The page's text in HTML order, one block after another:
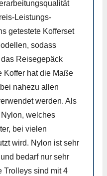
Leistungs-
getestete Kofferset
sodass
Reisegepäck
Koffer hat die Maße
nahezu allen
werden. Als
welches
bei vielen
wird. Nylon ist sehr
bedarf nur sehr
Trolleys sind mit 4